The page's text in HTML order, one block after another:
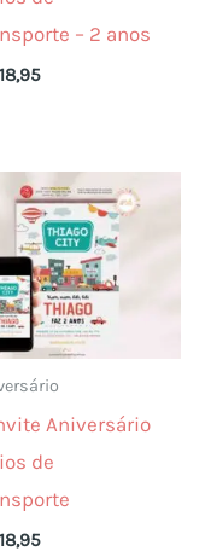
– 2 anos
18,95
Aniversário
de
18,95